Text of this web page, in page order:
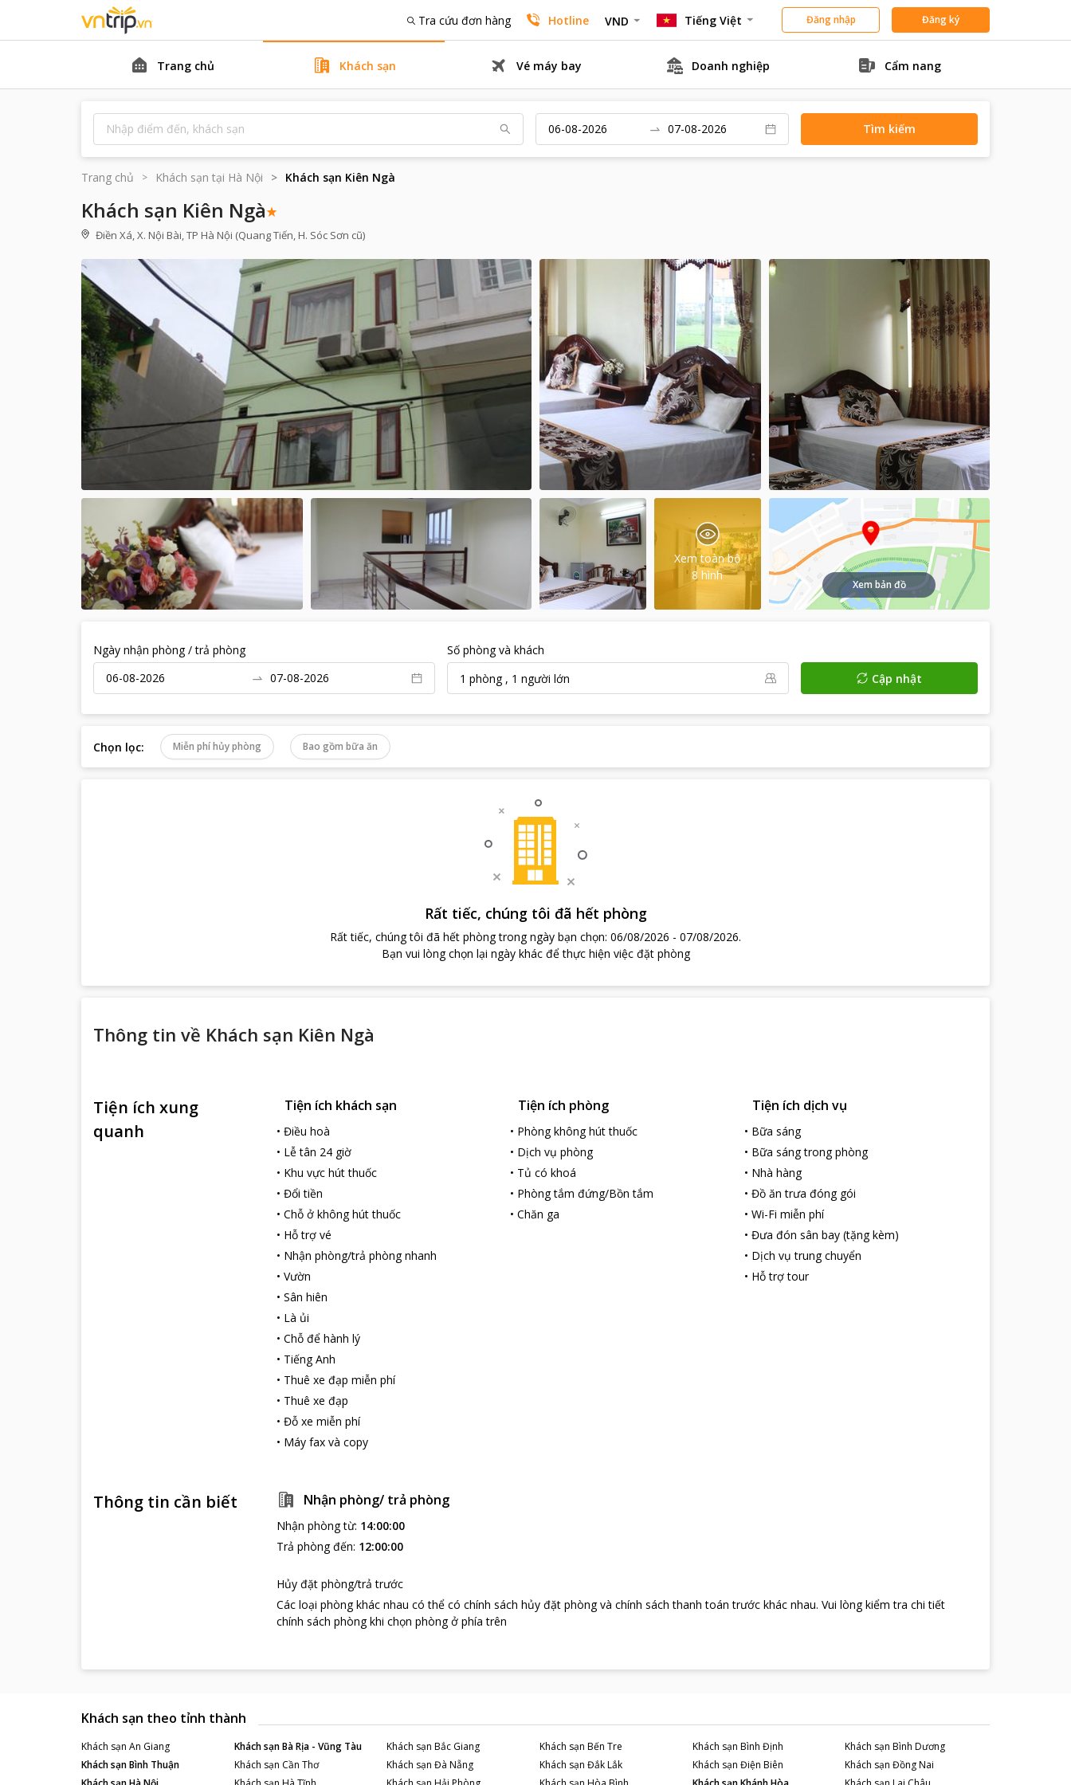
Tra cứu đơn hàng Hotline VND Tiếng Việt Đăng nhập Đăng ký
Trang chủ Khách sạn Vé máy bay Doanh nghiệp Cẩm nang
Tìm kiếm
Trang chủ Khách sạn tại Hà Nội Khách sạn Kiên Ngà
Khách sạn Kiên Ngà
Điền Xá, X. Nội Bài, TP Hà Nội (Quang Tiến, H. Sóc Sơn cũ)
Xem toàn bộ
8 hình
Xem bản đồ
Ngày nhận phòng / trả phòng
Số phòng và khách
1 phòng, 1 người lớn Cập nhật
Chọn lọc: Miễn phí hủy phòng Bao gồm bữa ăn
Rất tiếc, chúng tôi đã hết phòng
Rất tiếc, chúng tôi đã hết phòng trong ngày bạn chọn: 06/08/2026 - 07/08/2026.
Bạn vui lòng chọn lại ngày khác để thực hiện việc đặt phòng
Thông tin về Khách sạn Kiên Ngà
Tiện ích xung
quanh
Tiện ích khách sạn
• Điều hoà
• Lễ tân 24 giờ
• Khu vực hút thuốc
• Đổi tiền
• Chỗ ở không hút thuốc
• Hỗ trợ vé
• Nhận phòng/trả phòng nhanh
• Vườn
• Sân hiên
• Là ủi
• Chỗ để hành lý
• Tiếng Anh
• Thuê xe đạp miễn phí
• Thuê xe đạp
• Đỗ xe miễn phí
• Máy fax và copy
Tiện ích phòng
• Phòng không hút thuốc
• Dịch vụ phòng
• Tủ có khoá
• Phòng tắm đứng/Bồn tắm
•Chăn ga
Tiện ích dịch vụ
• Bữa sáng
• Bữa sáng trong phòng
• Nhà hàng
• Đồ ăn trưa đóng gói
• Wi-Fi miễn phí
• Đưa đón sân bay (tặng kèm)
• Dịch vụ trung chuyển
• Hỗ trợ tour
Thông tin cần biết Nhận phòng/ trả phòng
Nhận phòng từ: 14:00:00
Trả phòng đến: 12:00:00
Hủy đặt phòng/trả trước
Các loại phòng khác nhau có thể có chính sách hủy đặt phòng và chính sách thanh toán trước khác nhau. Vui lòng kiểm tra chi tiết
chính sách phòng khi chọn phòng ở phía trên
Khách sạn theo tỉnh thành
Khách sạn An Giang Khách sạnBà Rịa - Vũng Tàu Khách sạn Bắc Giang Khách sạn Bến Tre Khách sạn Bình Định Khách sạn Bình Dương
Khách sạnBình Thuận Khách sạn Cần Thơ Khách sạn Đà Nẵng Khách sạn Đắk Lắk Khách sạn Điện Biên Khách sạn Đồng Nai